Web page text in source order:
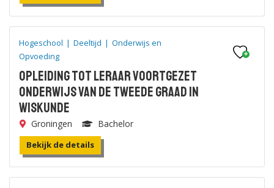
Hogeschool | Deeltijd | Onderwijs en
Opvoeding
Opleiding tot leraar voortgezet
onderwijs van de tweede graad in
Wiskunde
Groningen Bachelor
Bekijk de details